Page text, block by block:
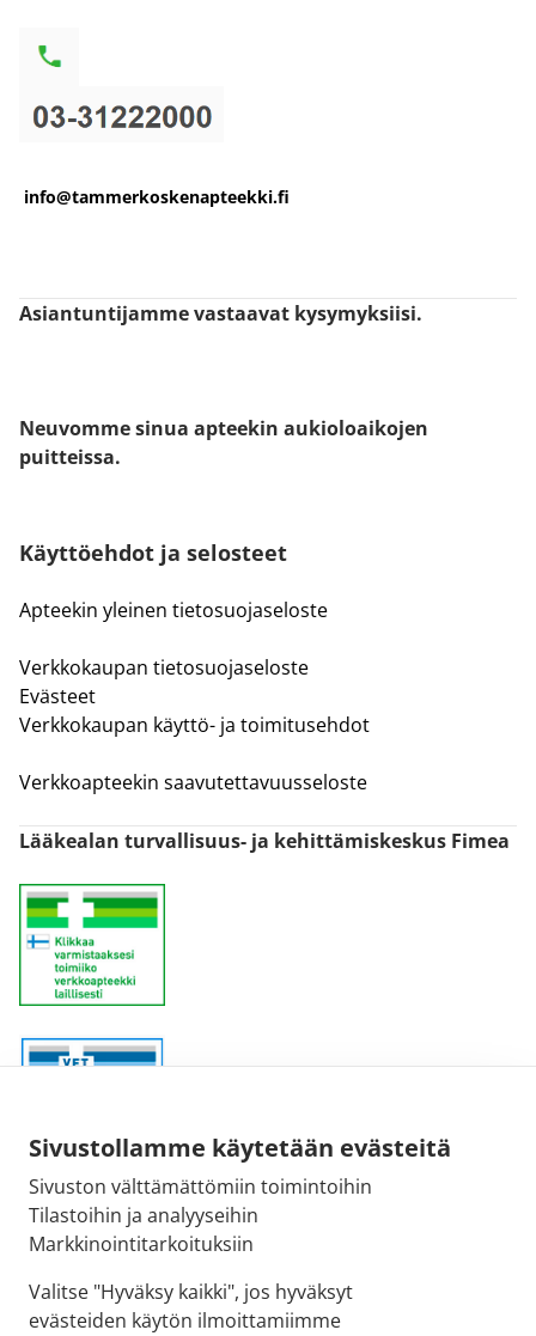
Sivustollamme käytetään evästeitä
Sivuston välttämättömiin toimintoihin
Tilastoihin ja analyyseihin
Markkinointitarkoituksiin
Valitse "Hyväksy kaikki", jos hyväksyt
evästeiden käytön ilmoittamiimme
info@tammerkoskenapteekki.fi
Asiantuntijamme vastaavat kysymyksiisi.
Neuvomme sinua apteekin aukioloaikojen
puitteissa.
Käyttöehdot ja selosteet
Apteekin yleinen tietosuojaseloste
Verkkokaupan tietosuojaseloste
Evästeet
Verkkokaupan käyttö- ja toimitusehdot
Verkkoapteekin saavutettavuusseloste
Lääkealan turvallisuus- ja kehittämiskeskus Fimea
Sähköpostiosoite:
kirjaamo@fimea.fi
Fimean vaihde:
029 522 3341